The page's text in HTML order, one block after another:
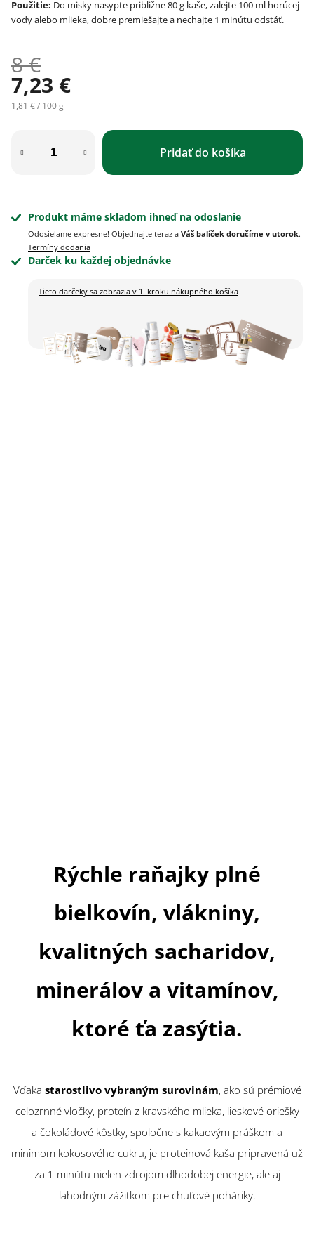
Použitie: Do misky nasypte približne 80 g kaše, zalejte 100 ml horúcej
vody alebo mlieka, dobre premiešajte a nechajte 1 minútu odstáť.
8 €
7,23 €
Jednotková cena:
1,81 € / 100 g
Pridať do košíka
Produkt máme skladom ihneď na odoslanie
Odosielame expresne! Objednajte teraz a Váš balíček doručíme v utorok.
Termíny dodania
Darček ku každej objednávke
Tieto darčeky sa zobrazia v 1. kroku nákupného košíka
Rýchle raňajky plné
bielkovín, vlákniny,
kvalitných sacharidov,
minerálov a vitamínov,
ktoré ťa zasýtia.
Vďaka starostlivo vybraným surovinám, ako sú prémiové
celozrnné vločky, proteín z kravského mlieka, lieskové oriešky
a čokoládové kôstky, spoločne s kakaovým práškom a
minimom kokosového cukru, je proteinová kaša pripravená už
za 1 minútu nielen zdrojom dlhodobej energie, ale aj
lahodným zážitkom pre chuťové poháriky.